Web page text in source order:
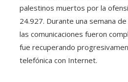
palestinos muertos por la
24.927. Durante una semana
las comunicaciones fueron
fue recuperando
telefónica con Internet.